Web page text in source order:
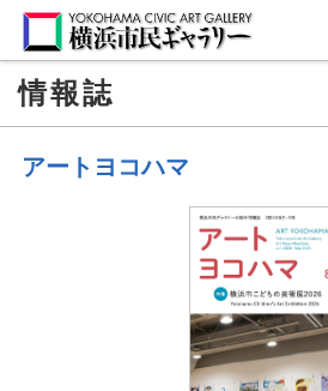
情報誌
アートヨコハマ